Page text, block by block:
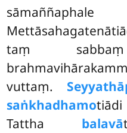
taṃ sabbaṃ
vuttaṃ.
saṅkhadhamotiādi
Tattha balavā